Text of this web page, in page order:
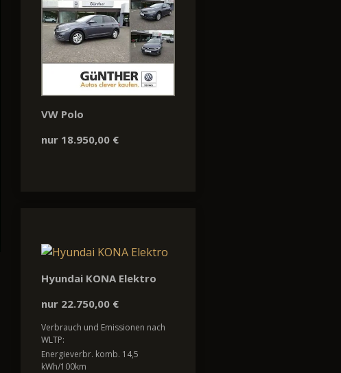
VW Polo
nur 18.950,00 €
Hyundai KONA Elektro
nur 22.750,00 €
Verbrauch und Emissionen nach
WLTP:
Energieverbr. komb. 14,5
kWh/100km